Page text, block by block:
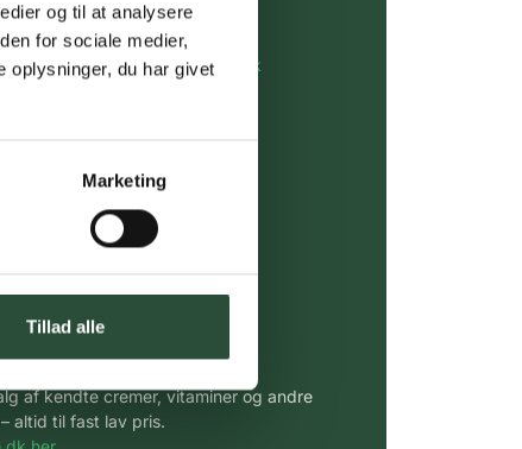
og til at analysere
for sociale medier,
oplysninger, du har givet
Marketing
Tillad alle
på:kundeservice@uglecare.dk
(30 min. i Kbh)
og DAO
kendte produkter
af kendte cremer, vitaminer og andre
altid til fast lav pris.